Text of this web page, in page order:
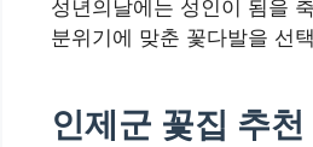
성년의날에는 성인이 됨을
분위기에 맞춘 꽃다발을 선
인제군 꽃집 추천